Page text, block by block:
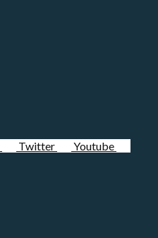
Twitter Youtube